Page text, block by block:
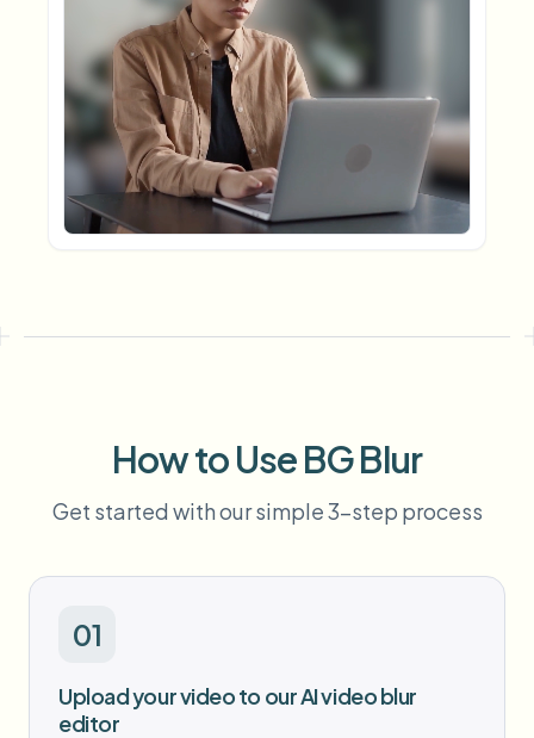
模糊背景
模糊任何内容
屏幕录制模糊
模糊车牌
模糊人脸
模糊背景
模糊任何内容
语音匿名处理器
视频智能
学校与教育
校园摄像头、讲座和地区批量隐私
媒体与娱乐
试映、发布和合规
零售与电商
门店和仓库镜头
大批量、保留期和SLA
批量车牌模糊
企业区域、策略和审核
常见问题
博客
Whitepapers
工具
Choose language
How to Use BG Blur
Get started with our simple 3-step process
01
Upload your video to our AI video blur
editor